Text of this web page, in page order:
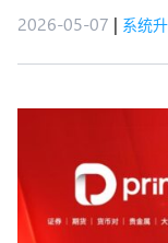
2026-05-07 | 系统